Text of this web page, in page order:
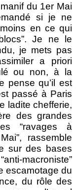
du 1er Mai
si je ne
en ce qui
Je ne le
je mets pas
a priori
ou non, à la
pense qu’il est
passé à Paris
ladite chefferie,
des grandes
“ravages à
rassemble
sur des bases
macroniste”
escamotage du
du rôle des